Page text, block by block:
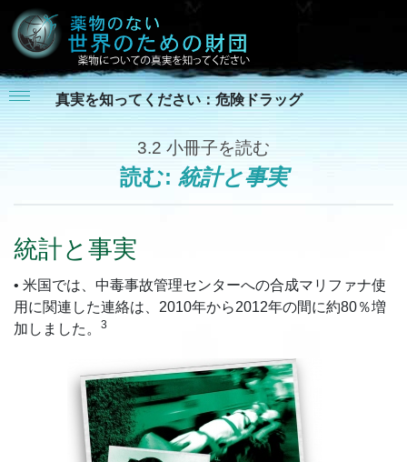
真実を知ってください：危険ドラッグ
3.2 小冊子を読む
読む: 統計と事実
統計と事実
• 米国では、中毒事故管理センターへの合成マリファナ使
用に関連した連絡は、2010年から2012年の間に約80％増
加しました。
3